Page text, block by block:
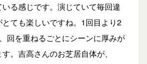
る感じです。演じていて毎回違
とても楽しいですね。1回目より2
回を重ねるごとにシーンに厚みが
。吉高さんのお芝居自体が、